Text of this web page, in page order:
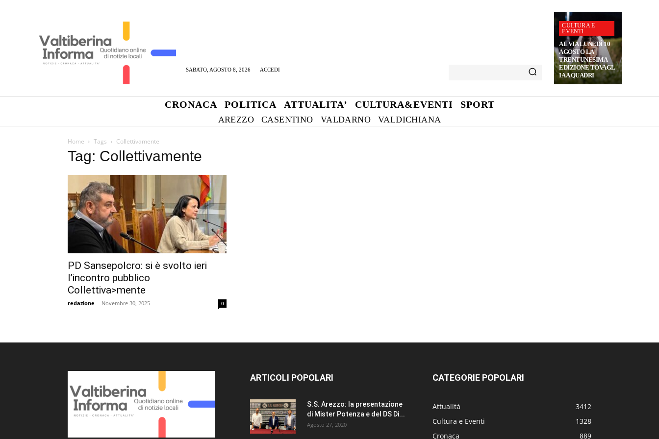
SABATO, AGOSTO 8, 2026 ACCEDI
CULTURA E
EVENTI
AL VIA LUNEDÌ 10
AGOSTO LA
TRENTUNESIMA
EDIZIONE TOVAGL
IA A QUADRI
CRONACA POLITICA ATTUALITA’ CULTURA&EVENTI SPORT
AREZZO CASENTINO VALDARNO VALDICHIANA
Home Tags Collettivamente
Tag: Collettivamente
PD Sansepolcro: si è svolto ieri
l’incontro pubblico
Collettiva>mente
redazione - Novembre 30, 2025 0
ARTICOLI POPOLARI
S.S. Arezzo: la presentazione
di Mister Potenza e del DS Di...
Agosto 27, 2020
CATEGORIE POPOLARI
Attualità
3412
Cultura e Eventi
1328
Cronaca
889